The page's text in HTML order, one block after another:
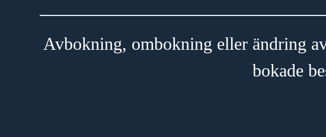
Avbokning, ombokning eller ändring
bokade